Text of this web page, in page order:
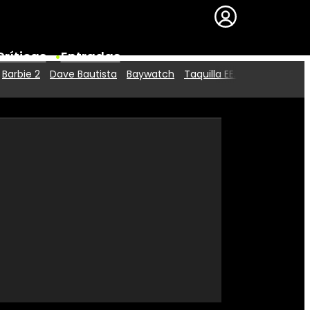
Entradas
Premios
Barbie 2 Dave Bautista Baywatch Taquilla EE.UU.